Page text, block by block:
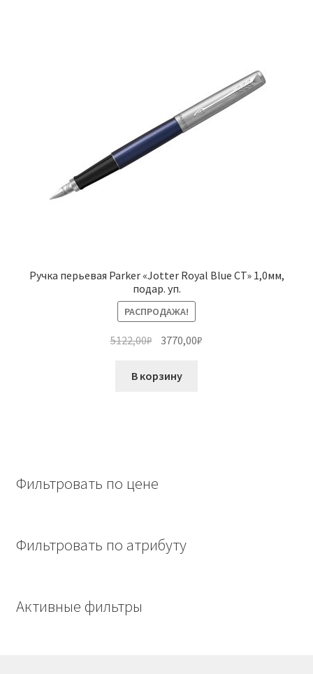
Ручка перьевая Parker «Jotter Royal Blue CT» 1,0мм,
подар. уп.
РАСПРОДАЖА!
5122,00₽ Первоначальная
составляла
3770,00₽
В корзину
Фильтровать по цене
Фильтровать по атрибуту
Активные фильтры